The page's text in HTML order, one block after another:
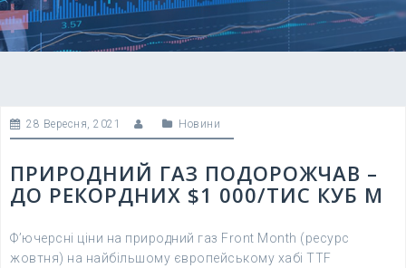
28 Вересня, 2021 Новини
ПРИРОДНИЙ ГАЗ ПОДОРОЖЧАВ –
ДО РЕКОРДНИХ $1 000/ТИС КУБ М
Ф’ючерсні ціни на природний газ Front Month (ресурс
жовтня) на найбільшому європейському хабі TTF